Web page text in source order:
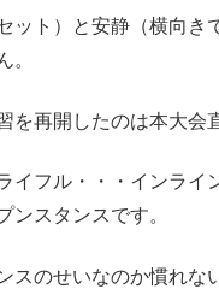
ット）と安静（横向き
。
を再開したのは本大会
イフル・・・インライ
ンスタンスです。
スのせいなのか慣れな